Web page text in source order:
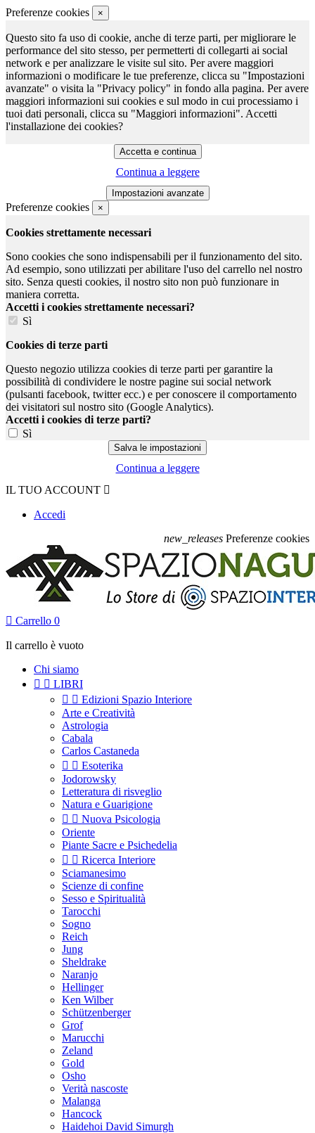
Preferenze cookies ×
Questo sito fa uso di cookie, anche di terze parti, per migliorare le
performance del sito stesso, per permetterti di collegarti ai social
network e per analizzare le visite sul sito. Per avere maggiori
informazioni o modificare le tue preferenze, clicca su "Impostazioni
avanzate" o visita la "Privacy policy" in fondo alla pagina. Per avere
maggiori informazioni sui cookies e sul modo in cui processiamo i
tuoi dati personali, clicca su "Maggiori informazioni". Accetti
l'installazione dei cookies?
Continua a leggere
Preferenze cookies ×
Cookies strettamente necessari
Sono cookies che sono indispensabili per il funzionamento del sito.
Ad esempio, sono utilizzati per abilitare l'uso del carrello nel nostro
sito. Senza questi cookies, il nostro sito non può funzionare in
maniera corretta.
Accetti i cookies strettamente necessari?
Sì
Cookies di terze parti
Questo negozio utilizza cookies di terze parti per garantire la
possibilità di condividere le nostre pagine sui social network
(pulsanti facebook, twitter ecc.) e per conoscere il comportamento
dei visitatori sul nostro sito (Google Analytics).
Accetti i cookies di terze parti?
Sì
Continua a leggere
IL TUO ACCOUNT 
Accedi
new_releases Preferenze cookies
 Carrello 0
Il carrello è vuoto
Chi siamo
  LIBRI
  Edizioni Spazio Interiore
Arte e Creatività
Astrologia
Cabala
Carlos Castaneda
  Esoterika
Jodorowsky
Letteratura di risveglio
Natura e Guarigione
  Nuova Psicologia
Oriente
Piante Sacre e Psichedelia
  Ricerca Interiore
Sciamanesimo
Scienze di confine
Sesso e Spiritualità
Tarocchi
Sogno
Reich
Jung
Sheldrake
Naranjo
Hellinger
Ken Wilber
Schützenberger
Grof
Marucchi
Zeland
Gold
Osho
Verità nascoste
Malanga
Hancock
Haidehoi David Simurgh